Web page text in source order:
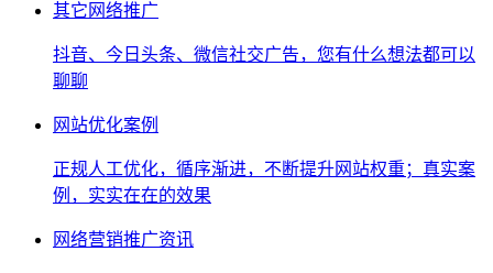
其它网络推广
抖音、今日头条、微信社交广告，您有什么想法都可以
聊聊
网站优化案例
正规人工优化，循序渐进，不断提升网站权重；真实案
例，实实在在的效果
网络营销推广资讯